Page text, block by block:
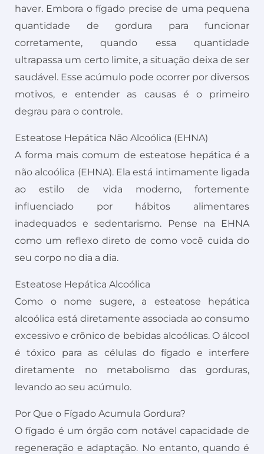
haver. Embora o fígado precise de uma pequena
quantidade de gordura para funcionar
corretamente, quando essa quantidade
ultrapassa um certo limite, a situação deixa de ser
saudável. Esse acúmulo pode ocorrer por diversos
motivos, e entender as causas é o primeiro
degrau para o controle.
Esteatose Hepática Não Alcoólica (EHNA)
A forma mais comum de esteatose hepática é a
não alcoólica (EHNA). Ela está intimamente ligada
ao estilo de vida moderno, fortemente
influenciado por hábitos alimentares
inadequados e sedentarismo. Pense na EHNA
como um reflexo direto de como você cuida do
seu corpo no dia a dia.
Esteatose Hepática Alcoólica
Como o nome sugere, a esteatose hepática
alcoólica está diretamente associada ao consumo
excessivo e crônico de bebidas alcoólicas. O álcool
é tóxico para as células do fígado e interfere
diretamente no metabolismo das gorduras,
levando ao seu acúmulo.
Por Que o Fígado Acumula Gordura?
O fígado é um órgão com notável capacidade de
regeneração e adaptação. No entanto, quando é